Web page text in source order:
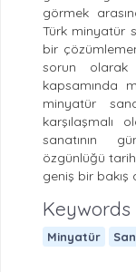
görmek
Türk minyatür
bir
sorun olarak
kapsamında
minyatür
karşılaşmalı
sanatının
özgünlüğü
geniş bir bakış
Keywords
Minyatür